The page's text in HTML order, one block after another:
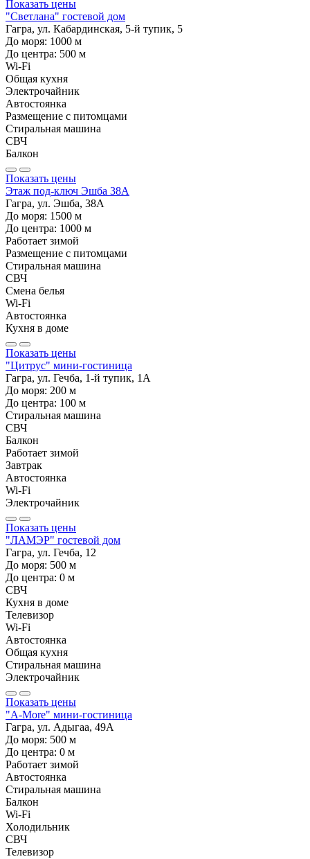
Показать цены
"Светлана" гостевой дом
Гагра, ул. Кабардинская, 5-й тупик, 5
До моря: 1000 м
До центра: 500 м
Wi-Fi
Общая кухня
Электрочайник
Автостоянка
Размещение с питомцами
Стиральная машина
СВЧ
Балкон
Показать цены
Этаж под-ключ Эшба 38А
Гагра, ул. Эшба, 38А
До моря: 1500 м
До центра: 1000 м
Работает зимой
Размещение с питомцами
Стиральная машина
СВЧ
Смена белья
Wi-Fi
Автостоянка
Кухня в доме
Показать цены
"Цитрус" мини-гостиница
Гагра, ул. Гечба, 1-й тупик, 1А
До моря: 200 м
До центра: 100 м
Стиральная машина
СВЧ
Балкон
Работает зимой
Завтрак
Автостоянка
Wi-Fi
Электрочайник
Показать цены
"ЛАМЭР" гостевой дом
Гагра, ул. Гечба, 12
До моря: 500 м
До центра: 0 м
СВЧ
Кухня в доме
Телевизор
Wi-Fi
Автостоянка
Общая кухня
Стиральная машина
Электрочайник
Показать цены
"A-More" мини-гостиница
Гагра, ул. Адыгаа, 49А
До моря: 500 м
До центра: 0 м
Работает зимой
Автостоянка
Стиральная машина
Балкон
Wi-Fi
Холодильник
СВЧ
Телевизор